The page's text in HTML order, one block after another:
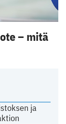
ja
– mitä